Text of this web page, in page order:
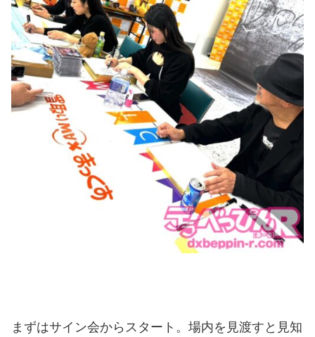
まずはサイン会からスタート。場内を見渡すと見知